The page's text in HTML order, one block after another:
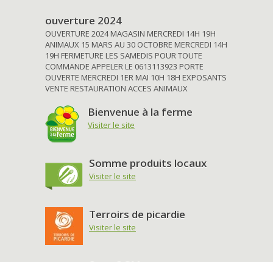
ouverture 2024
OUVERTURE 2024 MAGASIN MERCREDI 14H 19H
ANIMAUX 15 MARS AU 30 OCTOBRE MERCREDI 14H
19H FERMETURE LES SAMEDIS POUR TOUTE
COMMANDE APPELER LE 0613113923 PORTE
OUVERTE MERCREDI 1ER MAI 10H 18H EXPOSANTS
VENTE RESTAURATION ACCES ANIMAUX
Bienvenue à la ferme
Visiter le site
Somme produits locaux
Visiter le site
Terroirs de picardie
Visiter le site